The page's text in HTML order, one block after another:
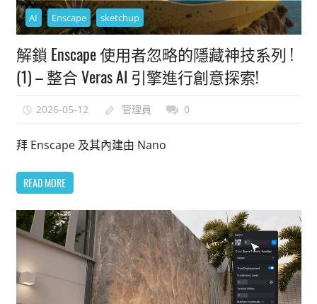
AI Enscape sketchup
解鎖 Enscape 使用者忽略的隱藏神技系列 !
(1) – 整合 Veras AI 引擎進行創意探索!
2026-05-12 管理員 0
拜 Enscape 及其內建由 Nano
READ MORE